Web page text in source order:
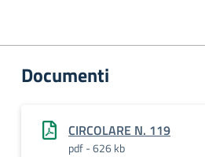
Documenti
CIRCOLARE N. 119
pdf - 626 kb